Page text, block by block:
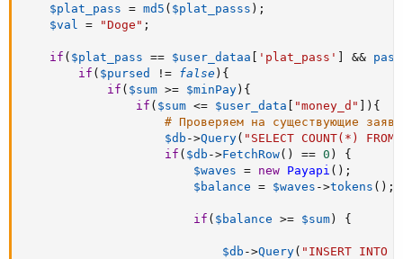
$plat_pass = md5 ( $plat_passs ) ;
$val
= "Doge" ;
if ( $plat_pass == $user_dataa [ 'plat_pass' ] &&
if ( $pursed != false) {
if ( $sum >= $minPay) {
if ( $sum <= $user_data [ "money_d" ] ) {
# Проверяем на существующие
$db ->Query( "SELECT COUNT(*)
if ( $db ->FetchRow( ) == 0 )
{
$waves = new Payapi ( ) ;
$balance = $waves ->tokens ( ) ;
if ( $balance >= $sum) {
$db ->Query( "INSERT